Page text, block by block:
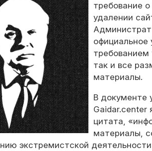
требование
удалении
официальное
требованием
так и все
материалы.
В документе
Gaidar.center
цитата,
материалы,
экстремистской